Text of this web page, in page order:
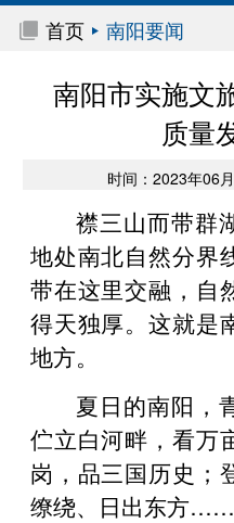
首页
南阳要闻
南阳市实施文
质量
时间：2023年06
襟三山而带群
地处南北自然分界
带在这里交融，自
得天独厚。这就是
地方。
夏日的南阳，
伫立白河畔，看万
岗，品三国历史；
缭绕、日出东方……